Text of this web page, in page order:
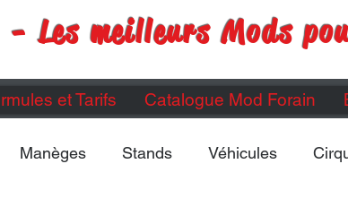
Les meilleurs Mods
et Tarifs Catalogue Mod Forain
Manèges Stands Véhicules